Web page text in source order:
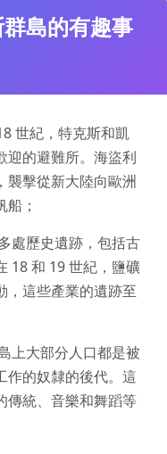
島的有趣事
世紀，特克斯和凱
迎的避難所。海盜利
襲擊從新大陸向歐洲
；
處歷史遺跡，包括古
18 和 19 世紀，鹽礦
，這些產業的遺跡至
上大部分人口都是被
作的奴隸的後代。這
傳統、音樂和舞蹈等